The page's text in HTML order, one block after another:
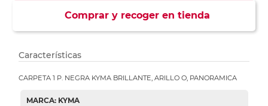
Comprar y recoger en tienda
Características
CARPETA 1 P. NEGRA KYMA BRILLANTE, ARILLO O, PANORAMICA
MARCA: KYMA